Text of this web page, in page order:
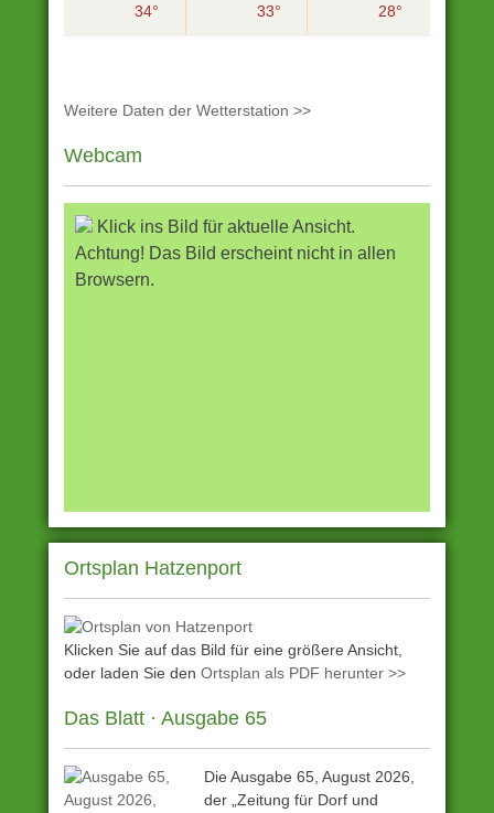
34°
33°
28°
Weitere Daten der Wetterstation >>
Webcam
Klick ins Bild für aktuelle Ansicht.
Achtung! Das Bild erscheint nicht in allen
Browsern.
Ortsplan Hatzenport
Klicken Sie auf das Bild für eine größere Ansicht,
oder laden Sie den Ortsplan als PDF herunter >>
Das Blatt · Ausgabe 65
Die Ausgabe 65, August 2026,
der „Zeitung für Dorf und